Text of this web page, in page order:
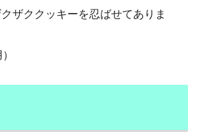
ザククッキーを忍ばせてありま